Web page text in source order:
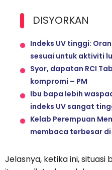
DISYORKAN
Indeks UV tinggi:
sesuai untuk aktiviti
Syor, dapatan RCI
kompromi – PM
Ibu bapa lebih
indeks UV sangat
Kelab Perempuan
membaca terbesar
Jelasnya, ketika ini, situasi